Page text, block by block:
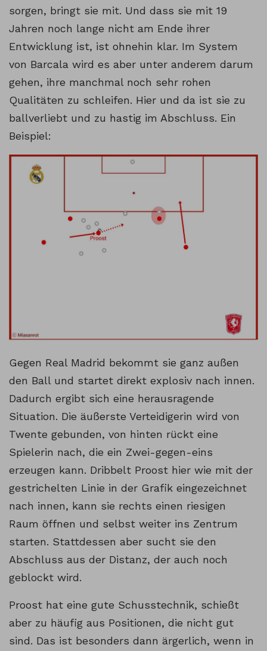
sorgen, bringt sie mit. Und dass sie mit 19
Jahren noch lange nicht am Ende ihrer
Entwicklung ist, ist ohnehin klar. Im System
von Barcala wird es aber unter anderem darum
gehen, ihre manchmal noch sehr rohen
Qualitäten zu schleifen. Hier und da ist sie zu
ballverliebt und zu hastig im Abschluss. Ein
Beispiel:
Gegen Real Madrid bekommt sie ganz außen
den Ball und startet direkt explosiv nach innen.
Dadurch ergibt sich eine herausragende
Situation. Die äußerste Verteidigerin wird von
Twente gebunden, von hinten rückt eine
Spielerin nach, die ein Zwei-gegen-eins
erzeugen kann. Dribbelt Proost hier wie mit der
gestrichelten Linie in der Grafik eingezeichnet
nach innen, kann sie rechts einen riesigen
Raum öffnen und selbst weiter ins Zentrum
starten. Stattdessen aber sucht sie den
Abschluss aus der Distanz, der auch noch
geblockt wird.
Proost hat eine gute Schusstechnik, schießt
aber zu häufig aus Positionen, die nicht gut
sind. Das ist besonders dann ärgerlich, wenn in